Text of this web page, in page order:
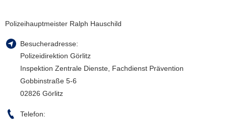
Polizeihauptmeister Ralph Hauschild
Besucheradresse:
Polizeidirektion Görlitz
Inspektion Zentrale Dienste, Fachdienst Prävention
Gobbinstraße 5-6
02826 Görlitz
Telefon: